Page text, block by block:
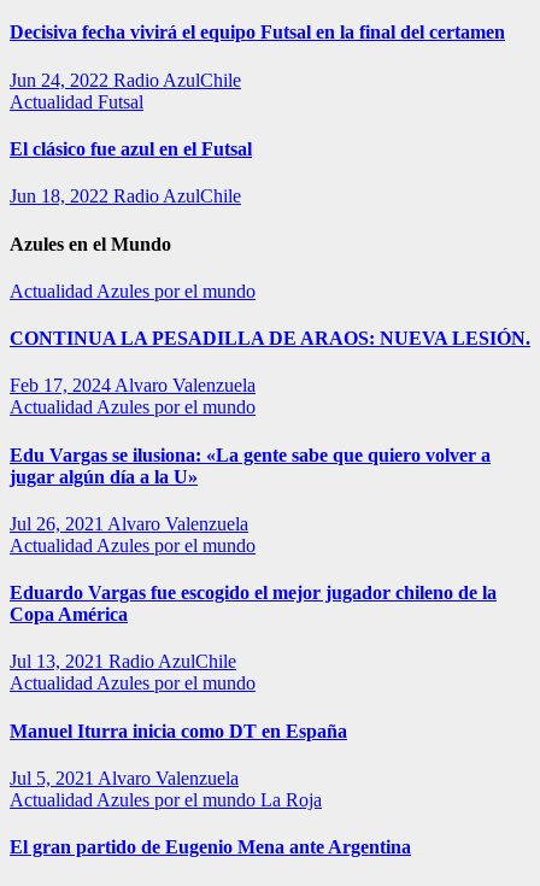
Decisiva fecha vivirá el equipo Futsal en la final del certamen
Jun 24, 2022 Radio AzulChile
Actualidad Futsal
El clásico fue azul en el Futsal
Jun 18, 2022 Radio AzulChile
Azules en el Mundo
Actualidad Azules por el mundo
CONTINUA LA PESADILLA DE ARAOS: NUEVA LESIÓN.
Feb 17, 2024 Alvaro Valenzuela
Actualidad Azules por el mundo
Edu Vargas se ilusiona: «La gente sabe que quiero volver a
jugar algún día a la U»
Jul 26, 2021 Alvaro Valenzuela
Actualidad Azules por el mundo
Eduardo Vargas fue escogido el mejor jugador chileno de la
Copa América
Jul 13, 2021 Radio AzulChile
Actualidad Azules por el mundo
Manuel Iturra inicia como DT en España
Jul 5, 2021 Alvaro Valenzuela
Actualidad Azules por el mundo La Roja
El gran partido de Eugenio Mena ante Argentina